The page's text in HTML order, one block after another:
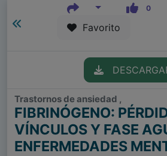
0
Favorito
Trastornos de ansiedad ,
FIBRINÓGENO:
VÍNCULOS Y FASE
ENFERMEDADES